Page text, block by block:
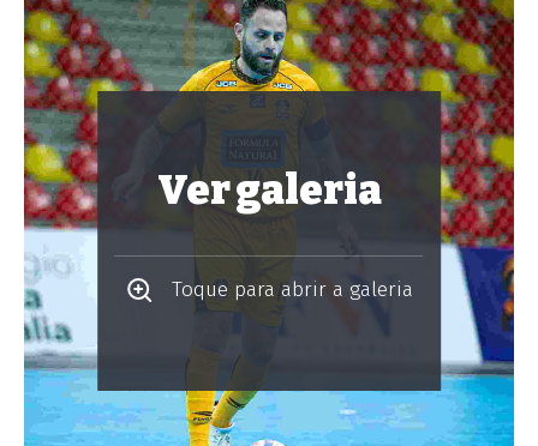
Ver galeria
Toque para abrir a galeria